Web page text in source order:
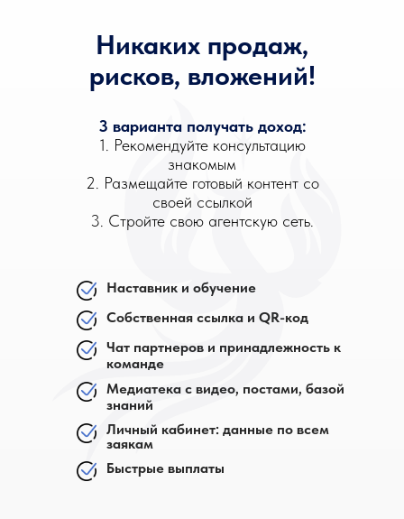
Быстрые выплаты
Личный кабинет: данные по всем
заякам
Медиатека с видео, постами, базой
знаний
Чат партнеров и принадлежность к
команде
Собственная ссылка и QR-код
Наставник и обучение
3 варианта получать доход:
1. Рекомендуйте консультацию
знакомым
2. Размещайте готовый контент со
своей ссылкой
3. Стройте свою агентскую сеть.
Никаких продаж,
рисков, вложений!